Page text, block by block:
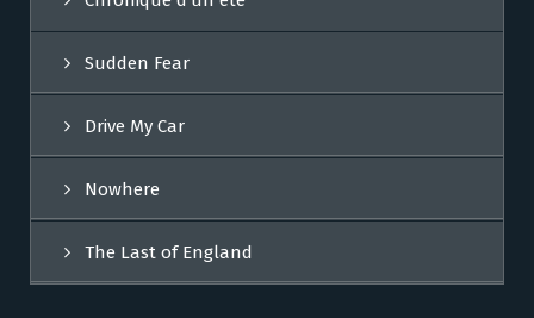
Sudden Fear
Drive My Car
Nowhere
The Last of England